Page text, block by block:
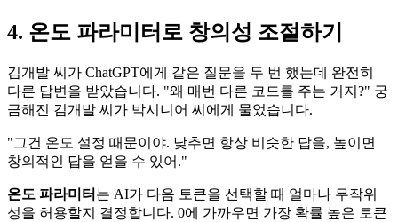
4. 온도 파라미터로 창의성 조절하기
김개발 씨가 ChatGPT에게 같은 질문을 두 번 했는데 완전히
다른 답변을 받았습니다. "왜 매번 다른 코드를 주는 거지?" 궁
금해진 김개발 씨가 박시니어 씨에게 물었습니다.
"그건 온도 설정 때문이야. 낮추면 항상 비슷한 답을, 높이면
창의적인 답을 얻을 수 있어."
온도 파라미터 는 AI가 다음 토큰을 선택할 때 얼마나 무작위
성을 허용할지 결정합니다. 0에 가까우면 가장 확률 높은 토큰